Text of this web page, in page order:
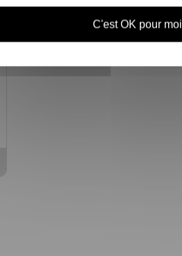
C'est OK pour moi